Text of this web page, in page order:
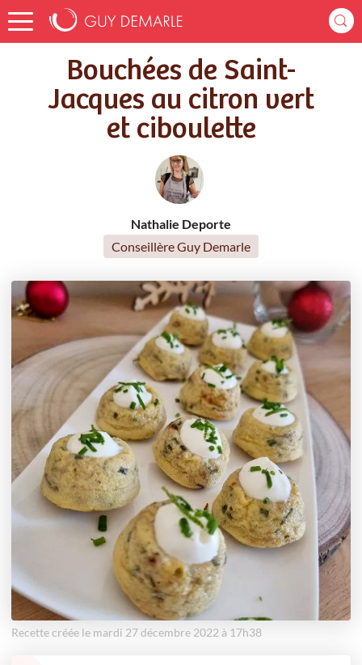
Accueil
Recettes
Bouchées de Saint-Jacques au citron vert et ciboulette
Bouchées de Saint-
Jacques au citron vert
et ciboulette
Nathalie Deporte
Conseillère Guy Demarle
Recette créée le mardi 27 décembre 2022 à 17h38